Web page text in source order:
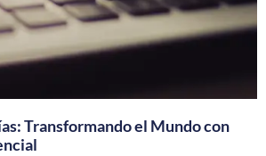
Transformando el Mundo con